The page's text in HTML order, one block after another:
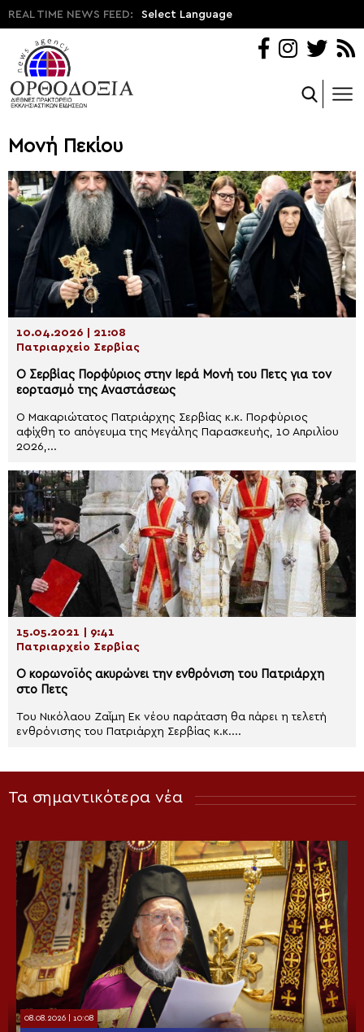
REAL TIME NEWS FEED: Select Language
Μονή Πεκίου
10.04.2026 | 21:08
Πατριαρχείο Σερβίας
Ο Σερβίας Πορφύριος στην Ιερά Μονή του Πετς για τον
εορτασμό της Αναστάσεως
Ο Μακαριώτατος Πατριάρχης Σερβίας κ.κ. Πορφύριος
αφίχθη το απόγευμα της Μεγάλης Παρασκευής, 10 Απριλίου
2026,...
15.05.2021 | 9:41
Πατριαρχείο Σερβίας
Ο κορωνοϊός ακυρώνει την ενθρόνιση του Πατριάρχη
στο Πετς
Του Νικόλαου Ζαΐμη Εκ νέου παράταση θα πάρει η τελετή
ενθρόνισης του Πατριάρχη Σερβίας κ.κ....
Τα σημαντικότερα νέα
08.08.2026 | 10:08